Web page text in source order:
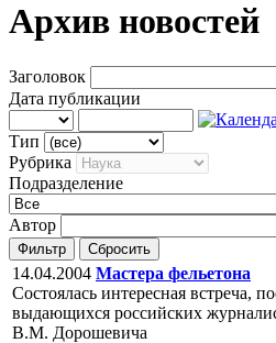
Архив новостей
Заголовок
Дата публикации
Тип
Рубрика
Подразделение
Автор
Фильтр Сбросить
14.04.2004 Мастера фельетона
Состоялась интересная встреча,
выдающихся российских
В.М. Дорошевича